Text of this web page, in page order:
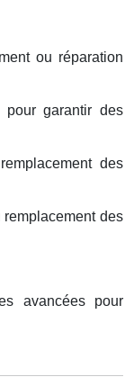
ou réparation
pour garantir des
des
des
avancées pour